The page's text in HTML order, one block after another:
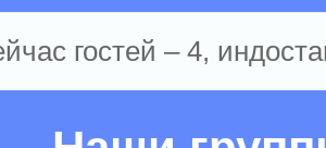
гостей – 4,